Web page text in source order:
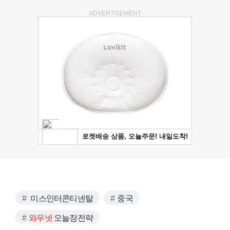
ADVERTISEMENT
미스인터콘티넨탈 중국
와우넷 오늘장전략